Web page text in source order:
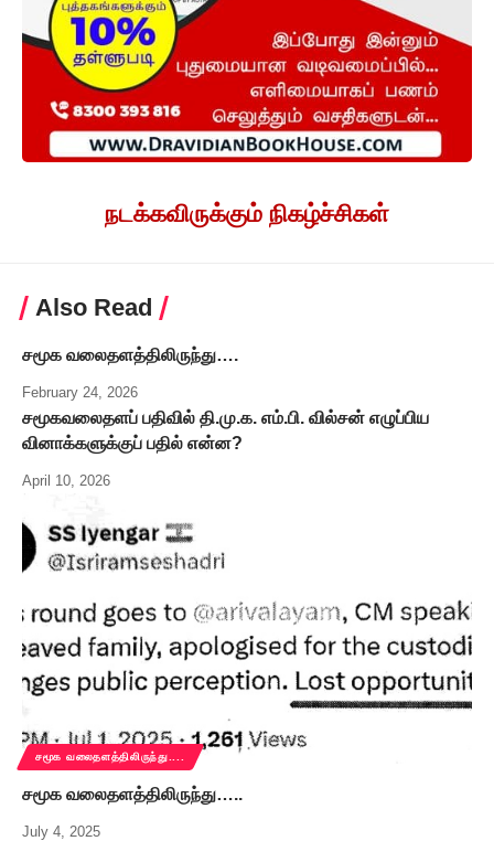
நடக்கவிருக்கும் நிகழ்ச்சிகள்
Also Read
சமூக வலைதளத்திலிருந்து….
February 24, 2026
சமூகவலைதளப் பதிவில் தி.மு.க. எம்.பி. வில்சன் எழுப்பிய
வினாக்களுக்குப் பதில் என்ன?
April 10, 2026
சமூக வலைதளத்திலிருந்து....
சமூக வலைதளத்திலிருந்து…..
July 4, 2025